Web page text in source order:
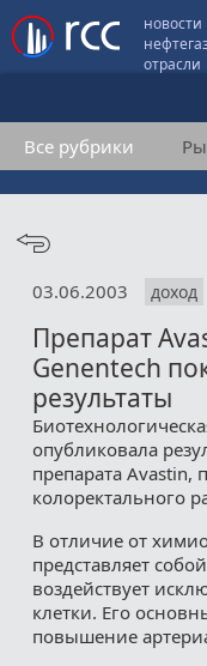
отрасли
Все рубрики
03.06.2003 доход
Препарат
Genentech
результаты
опубликовала
препарата Avastin,
колоректального
В отличие от
представляет
воздействует
клетки. Его
повышение